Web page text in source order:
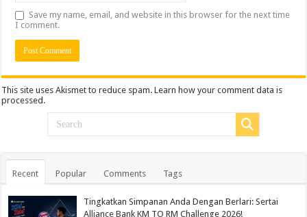
Save my name, email, and website in this browser for the next time
I comment.
This site uses Akismet to reduce spam.Learn how your comment data is
processed.
Recent Popular Comments Tags
Tingkatkan Simpanan Anda Dengan Berlari: Sertai
Alliance Bank KM TO RM Challenge 2026!